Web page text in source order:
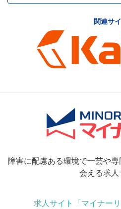
関連サ
障害に配慮ある環境で一芸や
会える求人
求人サイト「マイナー